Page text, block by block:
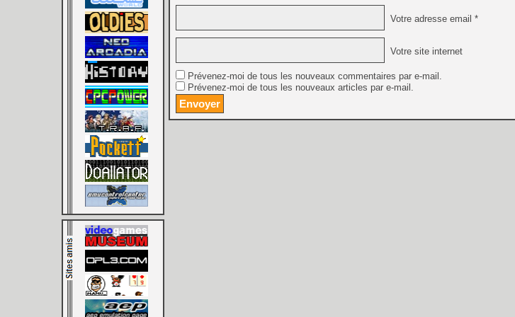
Votre adresse email *
Votre site internet
Prévenez-moi de tous les nouveaux commentaires par e-mail.
Prévenez-moi de tous les nouveaux articles par e-mail.